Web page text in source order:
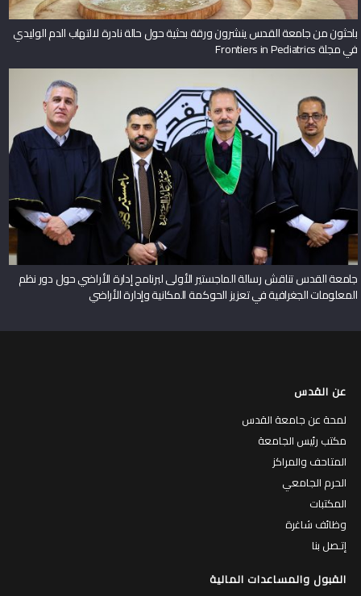
باحثون من جامعة القدس ينشرون ورقة بحثية حول حالة نادرة لالتهاب الدم الوليدي
في مجلة Frontiers in Pediatrics
جامعة القدس تناقش رسالة الماجستير الأولى لبرنامج إدارة الأراضي حول دور نظم
المعلومات الجغرافية في تعزيز الحوكمة المكانية وإدارة الأراضي
عن القدس
لمحة عن جامعة القدس
مكتب رئيس الجامعة
المتاحف والمراكز
الحرم الجامعي
المكتبات
وظائف شاغرة
إتـصل بنا
القبول والمساعدات المالية